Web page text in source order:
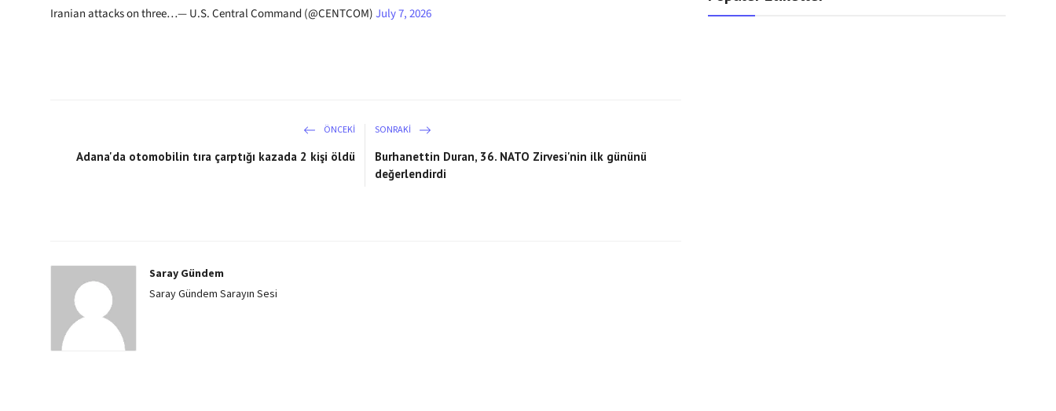
Iranian attacks on three…— U.S. Central Command (@CENTCOM)July 7, 2026
ÖNCEKI
Adana'da otomobilin tıra çarptığı kazada 2 kişi öldü
SONRAKI
Burhanettin Duran, 36. NATO Zirvesi'nin ilk gününü
değerlendirdi
Saray Gündem
Saray Gündem Sarayın Sesi